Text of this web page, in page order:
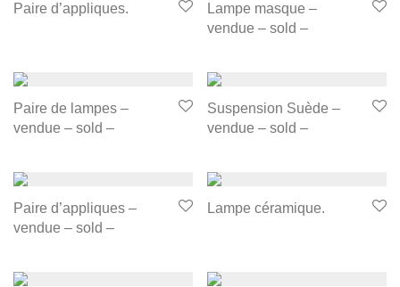
Paire d’appliques.
Lampe masque –
vendue – sold –
Paire de lampes –
vendue – sold –
Suspension Suède –
vendue – sold –
Paire d’appliques –
vendue – sold –
Lampe céramique.